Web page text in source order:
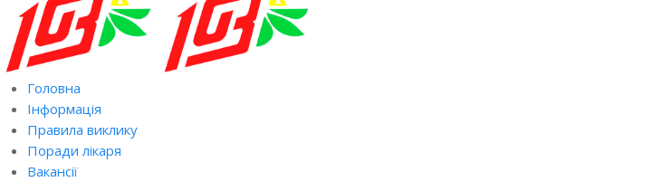
Головна
Інформація
Правила виклику
Поради лікаря
Вакансії